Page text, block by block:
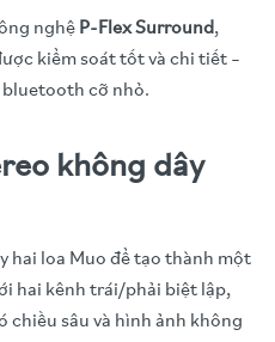
nghệ P-Flex Surround,
kiểm soát tốt và chi tiết –
bluetooth cỡ nhỏ.
không dây
hai loa Muo để tạo thành một
hai kênh trái/phải biệt lập,
chiều sâu và hình ảnh không